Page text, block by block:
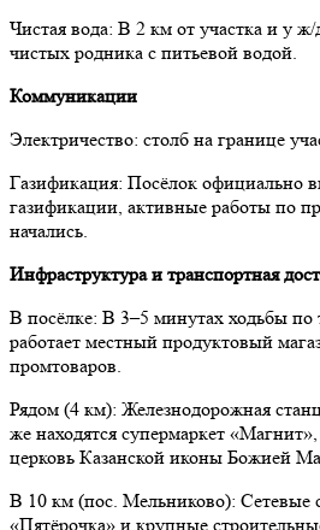
Чистая вода: В 2 км от участка и у ж/
чистых родника с питьевой водой.
Коммуникации
Электричество: столб на границе
Газификация: Посёлок официально
газификации, активные работы по
начались.
Инфраструктура и транспортная
В посёлке: В 3–5 минутах ходьбы
работает местный продуктовый
промтоваров.
Рядом (4 км): Железнодорожная
же находятся супермаркет
церковь Казанской иконы Божией
В 10 км (пос. Мельниково): Сетевые
«Пятёрочка» и крупные